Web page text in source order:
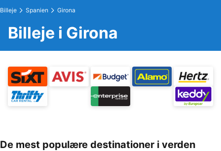
Billeje Spanien Girona
Billeje i Girona
De mest populære destinationer i verden